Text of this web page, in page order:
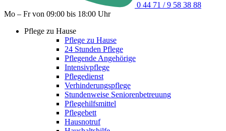
0 44 71 / 9 58 38 88
Mo – Fr von 09:00 bis 18:00 Uhr
Pflege zu Hause
Pflege zu Hause
24 Stunden Pflege
Pflegende Angehörige
Intensivpflege
Pflegedienst
Verhinderungspflege
Stundenweise Seniorenbetreuung
Pflegehilfsmittel
Pflegebett
Hausnotruf